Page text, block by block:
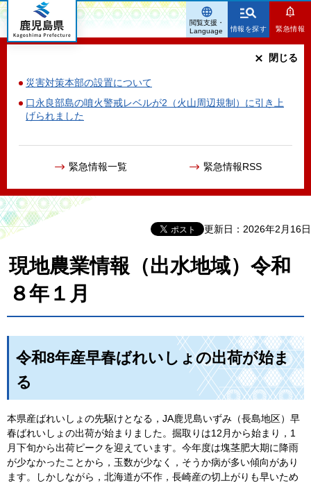
鹿児島県
情報を探す 緊急情報
災害対策本部の設置について
口永良部島の噴火警戒レベルが2（火山周辺規制）に引き上
げられました
緊急情報一覧 緊急情報RSS
閉じる
閲覧支援・
Language
更新日：2026年2月16日
現地農業情報（出水地域）令和
８年１月
令和8年産早春ばれいしょの出荷が始ま
る
本県産ばれいしょの先駆けとなる，JA鹿児島いずみ（長島地区）早
春ばれいしょの出荷が始まりました。掘取りは12月から始まり，1
月下旬から出荷ピークを迎えています。今年度は塊茎肥大期に降雨
が少なかったことから，玉数が少なく，そうか病が多い傾向があり
ます。しかしながら，北海道が不作，長崎産の切上がりも早いため